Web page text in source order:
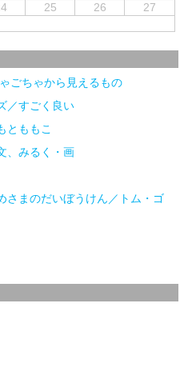
25 26
27
ごちゃから見えるもの
／すごく良い
とももこ
、みるく・画
さまのだいぼうけん／トム・ゴ